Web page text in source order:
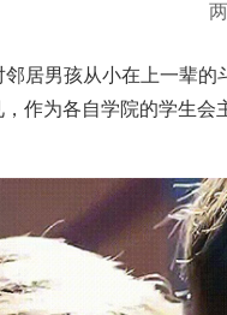
居男孩从小在上一辈
作为各自学院的学生